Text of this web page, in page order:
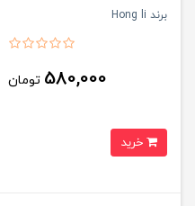
برند Hong li
580,000 تومان